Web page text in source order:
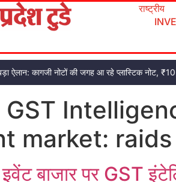
राष्ट्रीय
ऐलान: कागजी नोटों की जगह आ रहे प्लास्टिक नोट,
GST
market:
बाजार पर GST